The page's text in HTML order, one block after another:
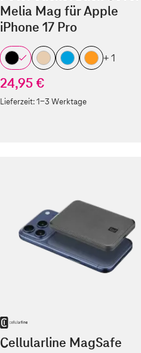
Melia Mag für Apple
iPhone 17 Pro
+ 1
24,95 €
Lieferzeit:1-3 Werktage
Cellularline MagSafe